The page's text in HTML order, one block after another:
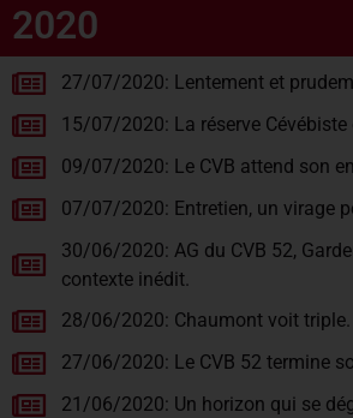
2020
27/07/2020: Lentement et
15/07/2020: La réserve Cévébiste
09/07/2020: Le CVB attend son
07/07/2020: Entretien, un virage
30/06/2020: AG du CVB 52,
contexte inédit.
28/06/2020: Chaumont voit triple.
27/06/2020: Le CVB 52 termine
21/06/2020: Un horizon qui se